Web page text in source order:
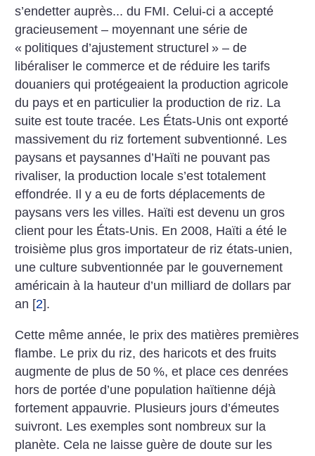
s’endetter auprès... du FMI. Celui-ci a accepté
gracieusement – moyennant une série de
« politiques d’ajustement structurel » – de
libéraliser le commerce et de réduire les tarifs
douaniers qui protégeaient la production agricole
du pays et en particulier la production de riz. La
suite est toute tracée. Les États-Unis ont exporté
massivement du riz fortement subventionné. Les
paysans et paysannes d’Haïti ne pouvant pas
rivaliser, la production locale s’est totalement
effondrée. Il y a eu de forts déplacements de
paysans vers les villes. Haïti est devenu un gros
client pour les États-Unis. En 2008, Haïti a été le
troisième plus gros importateur de riz états-unien,
une culture subventionnée par le gouvernement
américain à la hauteur d’un milliard de dollars par
an [2].
Cette même année, le prix des matières premières
flambe. Le prix du riz, des haricots et des fruits
augmente de plus de 50 %, et place ces denrées
hors de portée d’une population haïtienne déjà
fortement appauvrie. Plusieurs jours d’émeutes
suivront. Les exemples sont nombreux sur la
planète. Cela ne laisse guère de doute sur les